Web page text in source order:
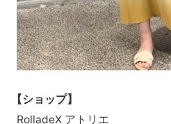
【ショップ】
RolladeX アトリエ